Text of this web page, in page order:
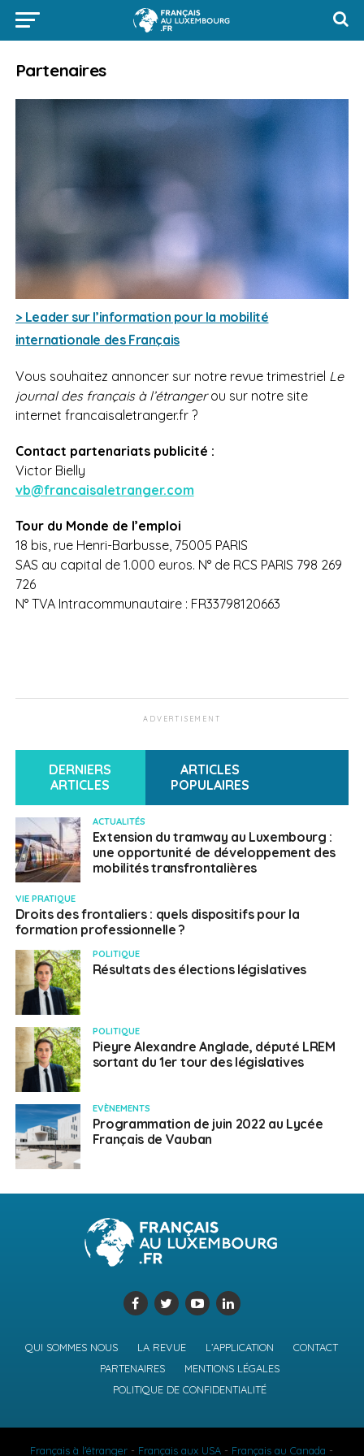
Partenaires
> Leader sur l’information pour la mobilité
internationale des Français
Vous souhaitez annoncer sur notre revue trimestriel Le
journal des français à l’étrangerou sur notre site
internet francaisaletranger.fr ?
Contact partenariats publicité :
Victor Bielly
vb@francaisaletranger.com
Tour du Monde de l’emploi
18 bis, rue Henri-Barbusse, 75005 PARIS
SAS au capital de 1.000 euros. N° de RCS PARIS 798 269
726
N° TVA Intracommunautaire : FR33798120663
ADVERTISEMENT
DERNIERS
ARTICLES
ARTICLES
POPULAIRES
ACTUALITÉS
Extension du tramway au Luxembourg :
une opportunité de développement des
mobilités transfrontalières
VIE PRATIQUE
Droits des frontaliers : quels dispositifs pour la
formation professionnelle ?
POLITIQUE
Résultats des élections législatives
POLITIQUE
Pieyre Alexandre Anglade, député LREM
sortant du 1er tour des législatives
EVÈNEMENTS
Programmation de juin 2022 au Lycée
Français de Vauban
QUI SOMMES NOUS LA REVUE L’APPLICATION
CONTACT
PARTENAIRES
MENTIONS LÉGALES
POLITIQUE DE CONFIDENTIALITÉ
Français à l'étranger - Français aux USA - Français au Canada -